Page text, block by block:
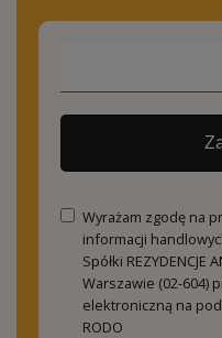
Wyrażam zgodę na
informacji
Spółki REZYDENCJE
Warszawie (02-604)
elektroniczną na
RODO